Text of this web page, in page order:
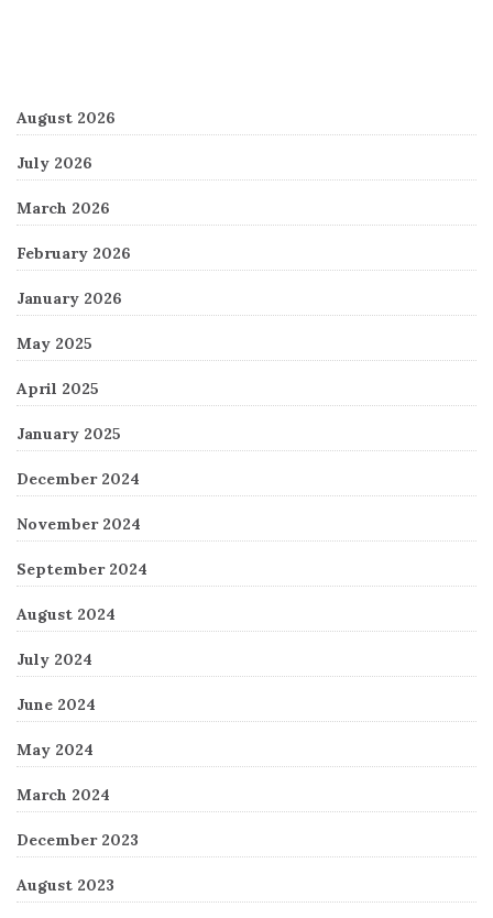
August 2026
July 2026
March 2026
February 2026
January 2026
May 2025
April 2025
January 2025
December 2024
November 2024
September 2024
August 2024
July 2024
June 2024
May 2024
March 2024
December 2023
August 2023